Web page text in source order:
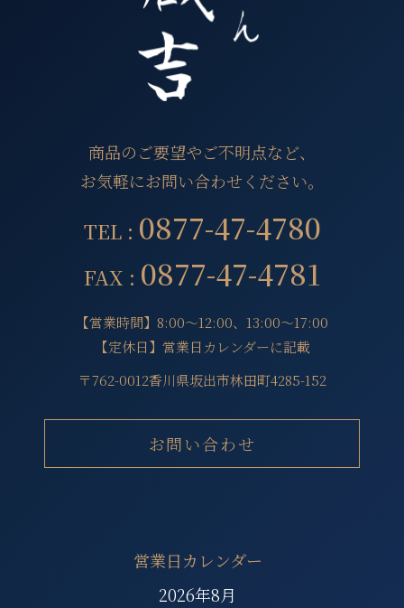
商品のご要望やご不明点など、
お気軽にお問い合わせください。
TEL : 0877-47-4780
FAX : 0877-47-4781
【営業時間】8:00～12:00、13:00～17:00
【定休日】営業日カレンダーに記載
〒762-0012香川県坂出市林田町4285-152
お問い合わせ
営業日カレンダー
2026年8月